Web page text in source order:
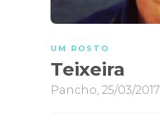
UM ROSTO
Teixeira
Pancho 25/03/2017